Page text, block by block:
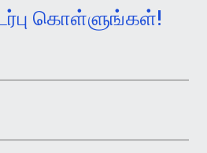
கொள்ளுங்கள்!